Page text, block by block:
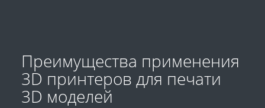
Преимущества применения
3D принтеров для печати
3D моделей